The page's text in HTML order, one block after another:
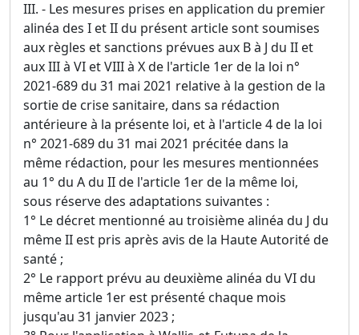
III. - Les mesures prises en application du premier
alinéa des I et II du présent article sont soumises
aux règles et sanctions prévues aux B à J du II et
aux III à VI et VIII à X de l'article 1er de la loi n°
2021-689 du 31 mai 2021 relative à la gestion de la
sortie de crise sanitaire, dans sa rédaction
antérieure à la présente loi, et à l'article 4 de la loi
n° 2021-689 du 31 mai 2021 précitée dans la
même rédaction, pour les mesures mentionnées
au 1° du A du II de l'article 1er de la même loi,
sous réserve des adaptations suivantes :
1° Le décret mentionné au troisième alinéa du J du
même II est pris après avis de la Haute Autorité de
santé ;
2° Le rapport prévu au deuxième alinéa du VI du
même article 1er est présenté chaque mois
jusqu'au 31 janvier 2023 ;